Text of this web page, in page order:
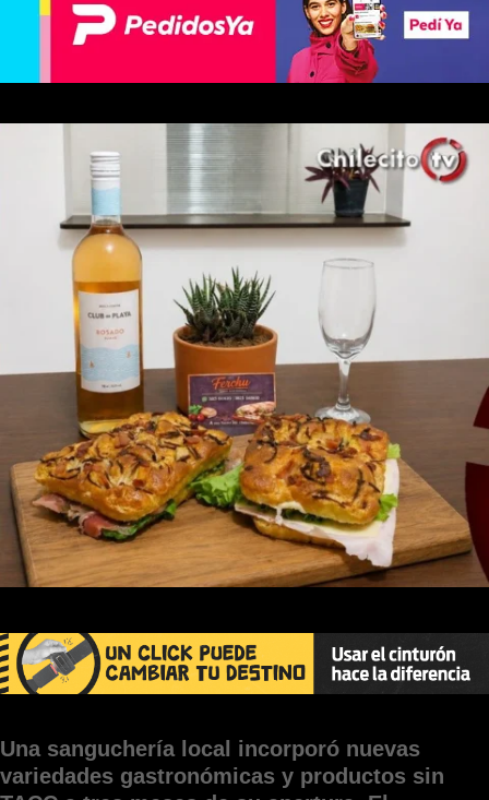
Una sanguchería local incorporó nuevas
variedades gastronómicas y productos sin